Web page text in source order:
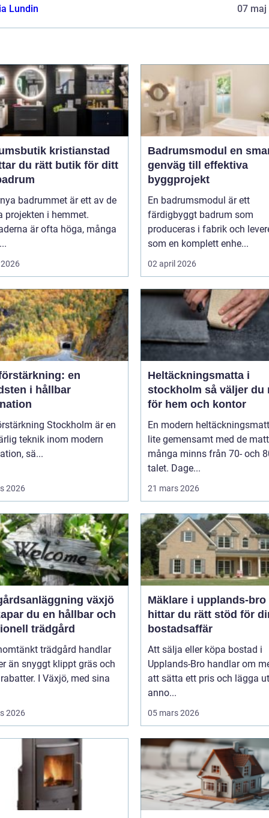
Lundin 07 maj
kristianstad
du rätt butik för ditt
badrummet är ett av de
projekten i hemmet.
är ofta höga, många
Badrumsmodul en smart
genväg till effektiva
byggprojekt
En badrumsmodul är ett
färdigbyggt badrum som
produceras i fabrik och
som en komplett enhe...
02 april 2026
en
i hållbar
Stockholm är en
teknik inom modern
sä...
2026
Heltäckningsmatta i
stockholm så väljer du rätt
för hem och kontor
En modern
lite gemensamt med de
många minns från 70- och
talet. Dage...
21 mars 2026
växjö
du en hållbar och
trädgård
trädgård handlar
än snyggt klippt gräs och
I Växjö, med sina
2026
Mäklare i upplands-bro så
hittar du rätt stöd för
bostadsaffär
Att sälja eller köpa bostad i
Upplands-Bro handlar om
att sätta ett pris och lägga
anno...
05 mars 2026